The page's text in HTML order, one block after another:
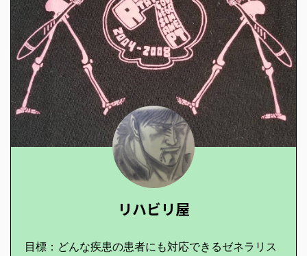
リハビリ屋
目標：どんな疾患の患者にも対応できるゼネラリス